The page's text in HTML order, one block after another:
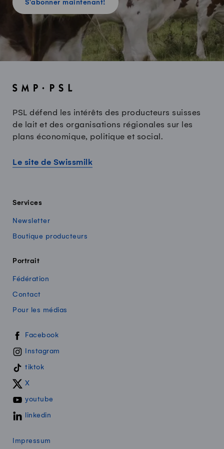
S'abonner maintenant!
PSL défend les intérêts des producteurs suisses
de lait et des organisations régionales sur les
plans économique, politique et social.
Le site de Swissmilk
Services
Newsletter
Boutique producteurs
Portrait
Fédération
Contact
Pour les médias
Swissmilk sur les réseaux sociaux
Facebook
Instagram
tiktok
X
youtube
linkedin
Impressum